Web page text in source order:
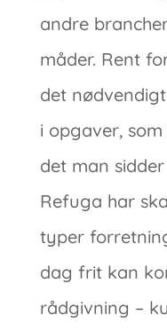
andre
måder. Rent
det
i opgaver,
det man
Refuga har
typer
dag frit kan
rådgivning –